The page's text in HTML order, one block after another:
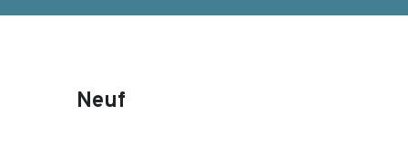
Neuf